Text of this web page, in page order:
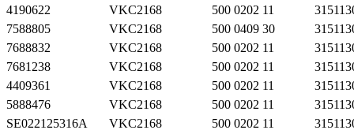
4190622
VKC2168 500 0202 11
7588805
VKC2168 500 0409 30
7688832
VKC2168 500 0202 11
7681238
VKC2168 500 0202 11
4409361
VKC2168 500 0202 11
5888476
VKC2168 500 0202 11
SE022125316A
VKC2168 500 0202 11